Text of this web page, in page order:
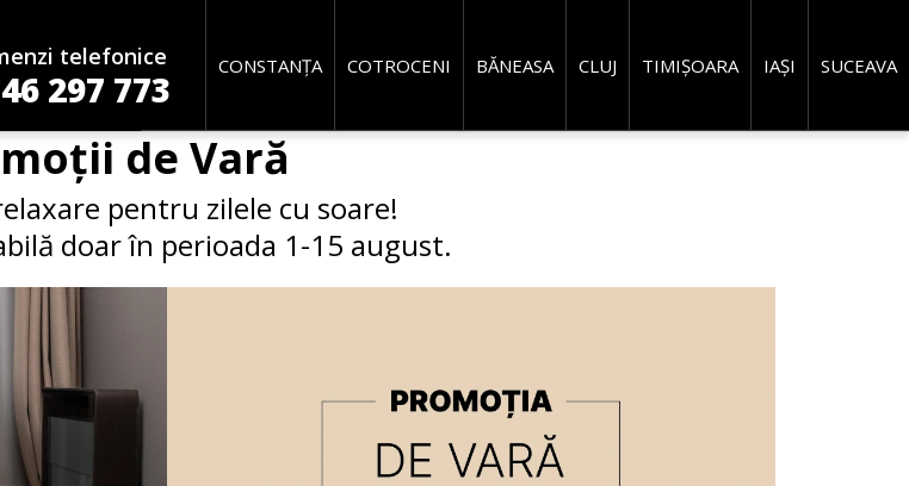
telefonice
297 773
SUCEAVA
IAȘI
TIMIȘOARA
CLUJ
BĂNEASA
COTROCENI
CONSTANȚA
de Vară
pentru zilele cu soare!
doar în perioada 1-15 august.